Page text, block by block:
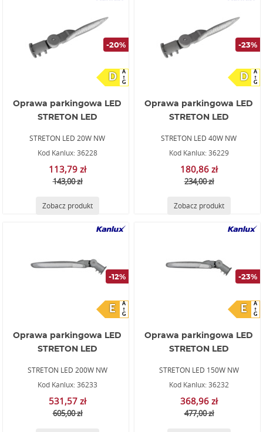
D
A
G
-20%
Oprawa parkingowa LED
STRETON LED
STRETON LED 20W NW
Kod Kanlux: 36228
113,79 zł
143,00 zł
Zobacz produkt
D
A
G
-23%
Oprawa parkingowa LED
STRETON LED
STRETON LED 40W NW
Kod Kanlux: 36229
180,86 zł
234,00 zł
Zobacz produkt
E
A
G
-12%
Oprawa parkingowa LED
STRETON LED
STRETON LED 200W NW
Kod Kanlux: 36233
531,57 zł
605,00 zł
E
A
G
-23%
Oprawa parkingowa LED
STRETON LED
STRETON LED 150W NW
Kod Kanlux: 36232
368,96 zł
477,00 zł